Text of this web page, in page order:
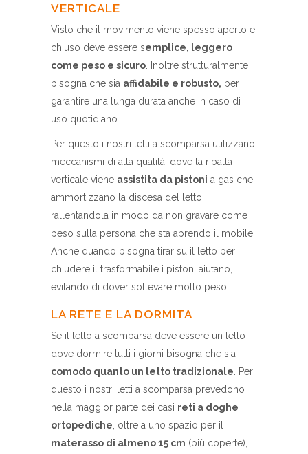
VERTICALE
Visto che il movimento viene spesso aperto e
chiuso deve essere semplice, leggero
come peso e sicuro . Inoltre strutturalmente
bisogna che sia affidabile e robusto, per
garantire una lunga durata anche in caso di
uso quotidiano.
Per questo i nostri letti a scomparsa utilizzano
meccanismi di alta qualità, dove la ribalta
verticale viene assistita da pistoni a gas che
ammortizzano la discesa del letto
rallentandola in modo da non gravare come
peso sulla persona che sta aprendo il mobile.
Anche quando bisogna tirar su il letto per
chiudere il trasformabile i pistoni aiutano,
evitando di dover sollevare molto peso.
LA RETE E LA DORMITA
Se il letto a scomparsa deve essere un letto
dove dormire tutti i giorni bisogna che sia
comodo quanto un letto tradizionale . Per
questo i nostri letti a scomparsa prevedono
nella maggior parte dei casi reti a doghe
ortopediche , oltre a uno spazio per il
materasso di almeno 15 cm (più coperte),